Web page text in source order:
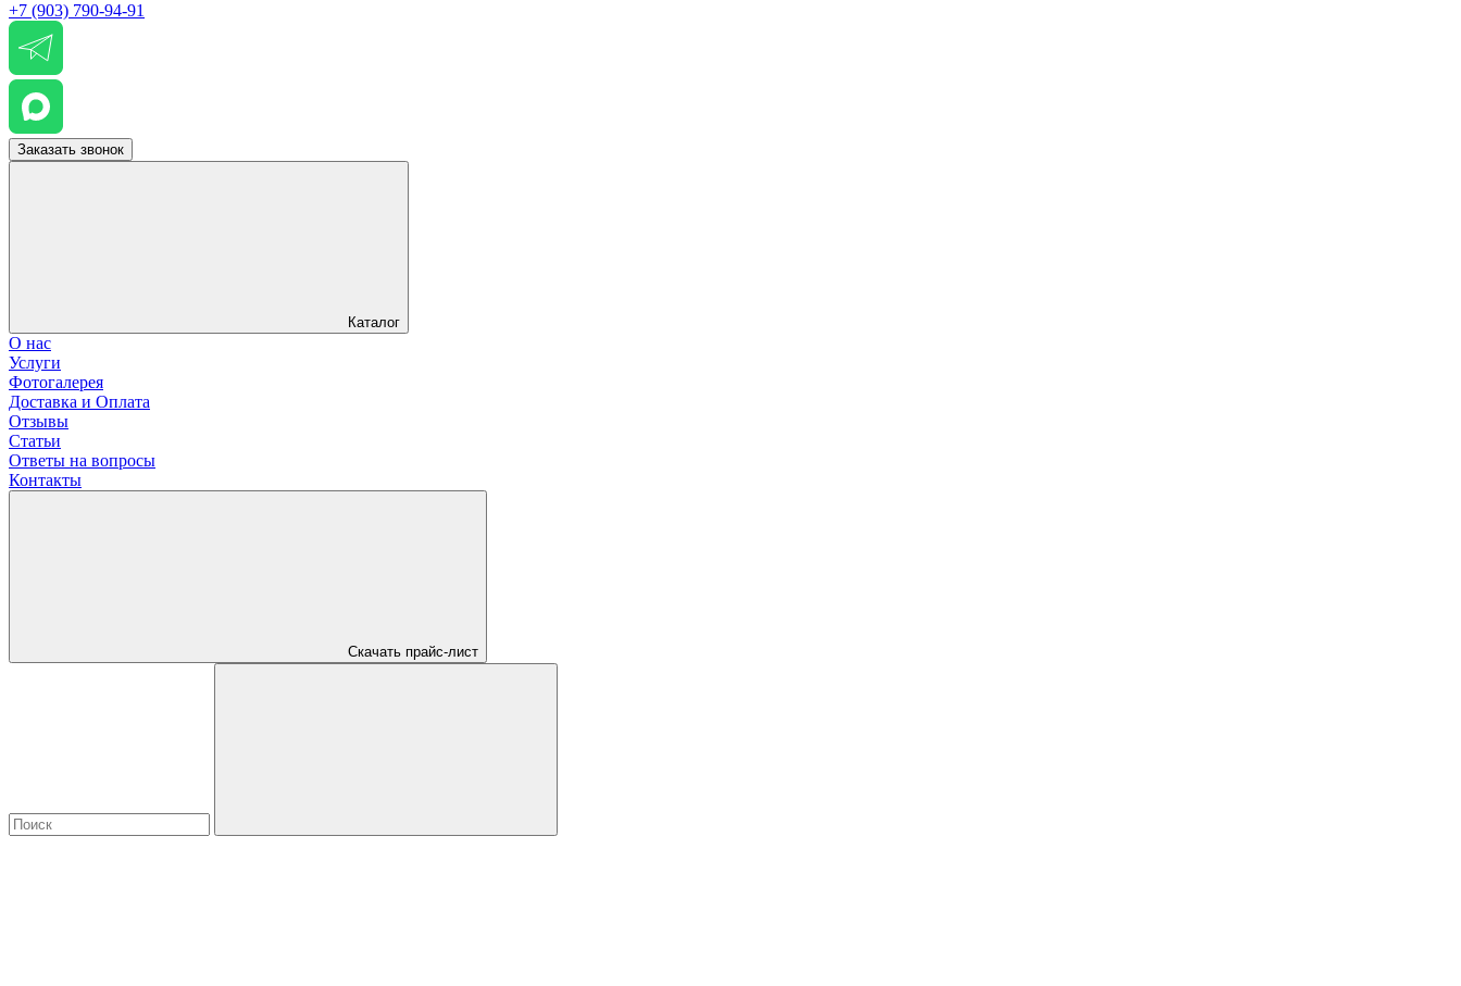
+7 (903) 790-94-91
Заказать звонок
Каталог
О нас
Услуги
Фотогалерея
Доставка и Оплата
Отзывы
Статьи
Ответы на вопросы
Контакты
Скачать прайс-лист